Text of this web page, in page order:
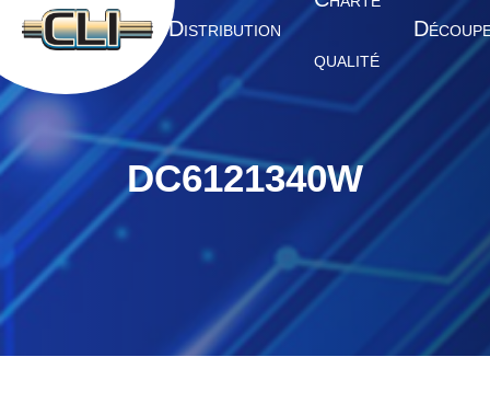
A CCUEIL DISTRIBUTION
QUALITÉ
D
DC6121340W